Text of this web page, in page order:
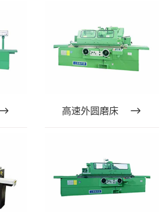
高速外圆磨床